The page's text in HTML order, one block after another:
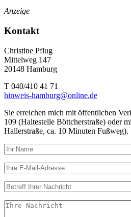
Anzeige
Kontakt
Christine Pflug
Mittelweg 147
20148 Hamburg
T 040/410 41 71
hinweis-hamburg@online.de
Sie erreichen mich mit öffentlichen
109 (Haltestelle Böttcherstraße) oder
Hallerstraße, ca. 10 Minuten Fußweg).